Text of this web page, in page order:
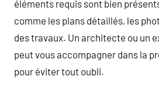
éléments requis sont bien
comme les plans détaillés, les
des travaux. Un architecte ou un
peut vous accompagner dans la
pour éviter tout oubli.